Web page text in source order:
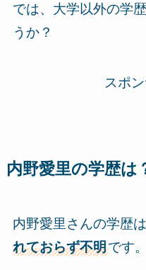
では、大学以外の学
うか？
スポ
内野愛里の学歴は
内野愛里さんの学歴は
れておらず不明です。